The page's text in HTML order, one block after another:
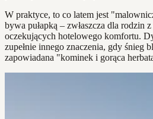
W praktyce, to co latem jest
bywa pułapką – zwłaszcza dla rodzin
oczekujących hotelowego komfortu.
zupełnie innego znaczenia, gdy śnieg
zapowiadana "kominek i gorąca